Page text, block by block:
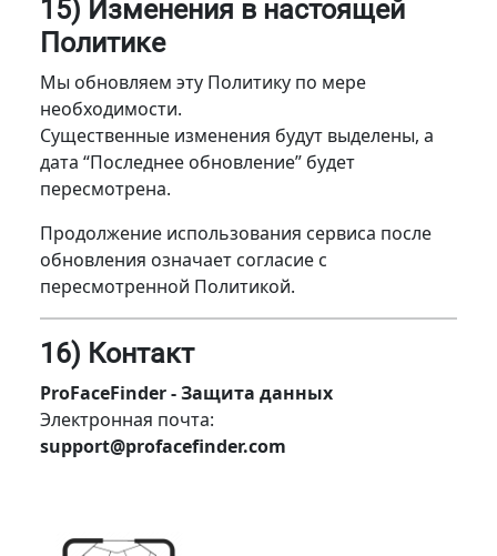
15) Изменения в настоящей
Политике
Мы обновляем эту Политику по мере
необходимости.
Существенные изменения будут выделены, а
дата “Последнее обновление” будет
пересмотрена.
Продолжение использования сервиса после
обновления означает согласие с
пересмотренной Политикой.
16) Контакт
ProFaceFinder - Защита данных
Электронная почта:
support@profacefinder.com